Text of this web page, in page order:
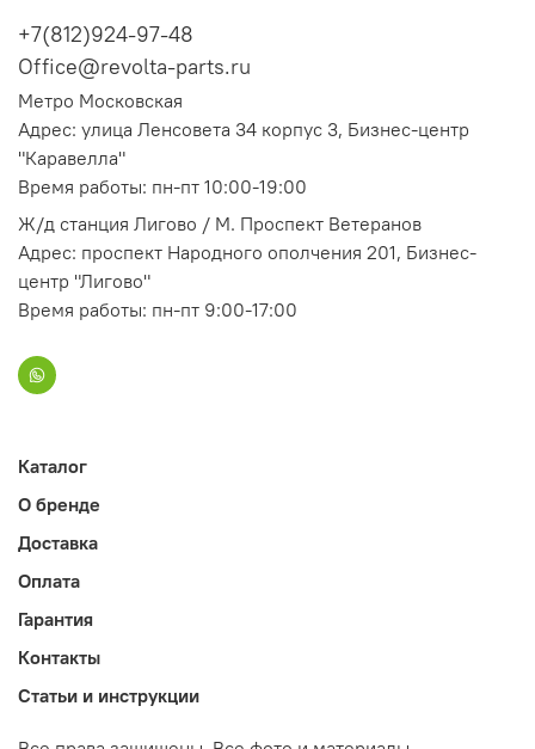
+7(812)924-97-48
Office@revolta-parts.ru
Метро Московская
Адрес: улица Ленсовета 34 корпус 3, Бизнес-центр
"Каравелла"
Время работы: пн-пт 10:00-19:00
Ж/д станция Лигово / М. Проспект Ветеранов
Адрес: проспект Народного ополчения 201, Бизнес-
центр "Лигово"
Время работы: пн-пт 9:00-17:00
Каталог
О бренде
Доставка
Оплата
Гарантия
Контакты
Статьи и инструкции